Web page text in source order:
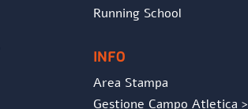
Running School
INFO
Area Stampa
Gestione Campo Atletica >